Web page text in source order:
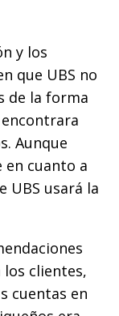
y los
que UBS no
de la forma
Aunque
en cuanto a
UBS usará la
los clientes,
cuentas en